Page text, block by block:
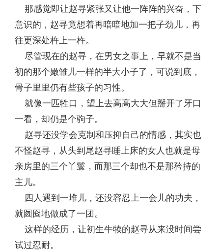
那感觉即让赵寻紧张又让他一阵阵的兴奋，下
意识的，赵寻竟想着再暗暗地加一把子劲儿，再
往更深处杵上一杵。
尽管现在的赵寻，在男女之事上，早就不是当
初的那个嫩雏儿一样的半大小子了，可说到底，
骨子里里仍有些孩子的习性。
就像一匹牲口，望上去高高大大但掰开了牙口
一看，却仍是个驹子。
赵寻还没学会克制和压抑自己的情感，其实也
不怪赵寻，从头到尾赵寻睡上床的女人也就是母
亲房里的三个丫鬟，而那三个却也不是那矜持的
主儿。
四人遇到一堆儿，还没容忍上一会儿的功夫，
就囫囵地做成了一团。
这样的经历，让初生牛犊的赵寻从来没时间尝
试过忍耐。